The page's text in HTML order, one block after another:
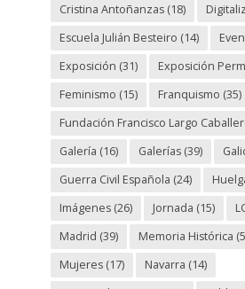
Cristina Antoñanzas(18)
Escuela Julián Besteiro (14)
Exposición (31) Exposición
Feminismo (15) Franquismo (35)
Fundación Francisco Largo
Galería (16) Galerías(39)
Guerra Civil Española (24)
Imágenes(26) Jornada (15)
Madrid (39) Memoria Histórica
Mujeres(17) Navarra (14)